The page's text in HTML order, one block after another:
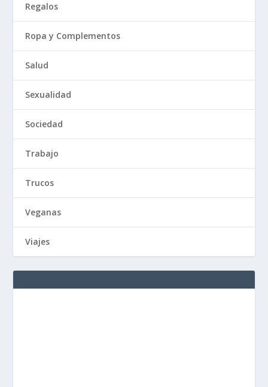
Regalos
Ropa y Complementos
Salud
Sexualidad
Sociedad
Trabajo
Trucos
Veganas
Viajes